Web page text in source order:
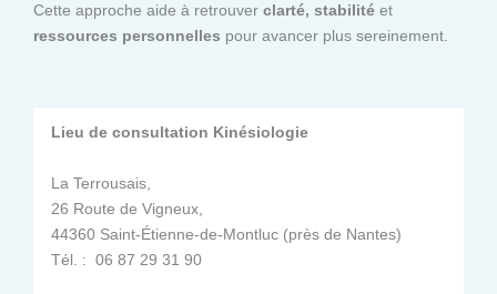
Cette approche aide à retrouver clarté, stabilité et
ressources personnelles pour avancer plus sereinement.
Lieu de consultation Kinésiologie
La Terrousais,
26 Route de Vigneux,
44360 Saint-Étienne-de-Montluc (près de Nantes)
Tél. : 06 87 29 31 90